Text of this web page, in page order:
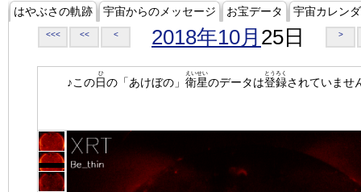
はやぶさの軌跡 宇宙からのメッセージ お宝データ 宇宙カレン
<<< << < 2018年10月 25日 >
♪この日
ひ
の「あけぼの」 衛星
えいせい
のデータは登録
とうろく
されていませ